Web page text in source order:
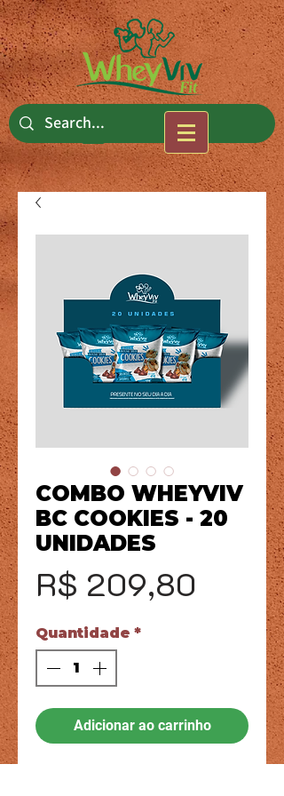
COMBO WHEYVIV
BC COOKIES - 20
UNIDADES
R$ 209,80 Preço
Quantidade *
Adicionar ao carrinho